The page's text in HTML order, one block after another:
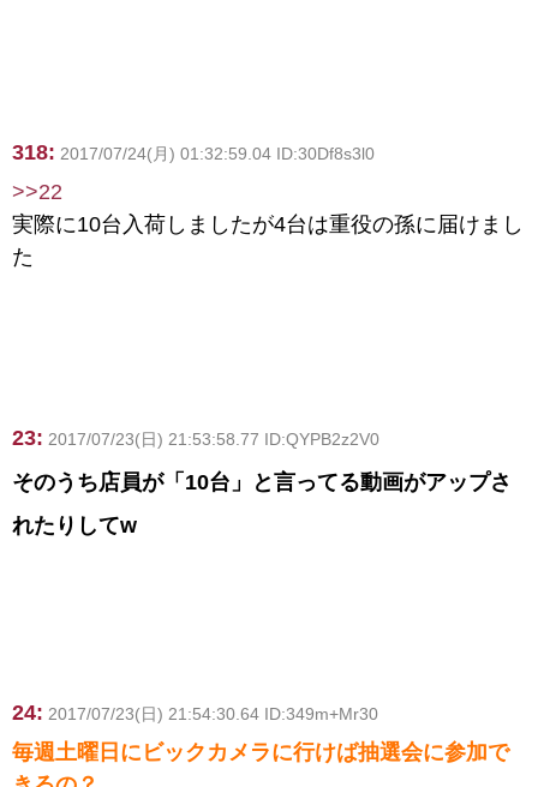
318: 2017/07/24(月) 01:32:59.04 ID:30Df8s3l0
>>22
実際に10台入荷しましたが4台は重役の孫に届けまし
た
23: 2017/07/23(日) 21:53:58.77 ID:QYPB2z2V0
そのうち店員が「10台」と言ってる動画がアップさ
れたりしてw
24: 2017/07/23(日) 21:54:30.64 ID:349m+Mr30
毎週土曜日にビックカメラに行けば抽選会に参加で